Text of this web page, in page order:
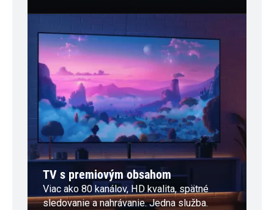
TV s premiovým obsahom
Viac ako 80 kanálov, HD kvalita, spätné
sledovanie a nahrávanie. Jedna služba.